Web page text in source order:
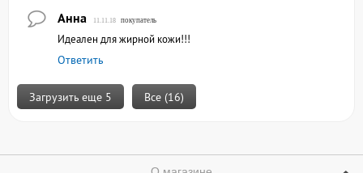
Анна 11.11.18 покупатель
Идеален для жирной кожи!!!
Ответить
Загрузить еще 5 Все (16)